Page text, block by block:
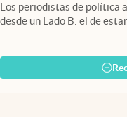
Los periodistas de política
desde un Lado B: el de